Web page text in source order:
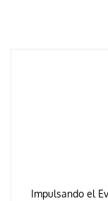
Impulsando el